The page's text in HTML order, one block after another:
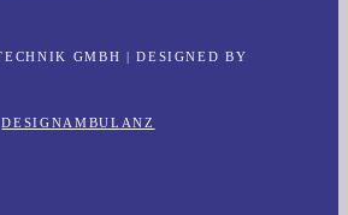
GMBH | DESIGNED BY
DESIGNAMBULANZ